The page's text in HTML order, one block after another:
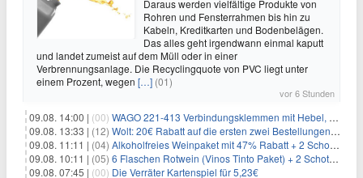
Daraus werden vielfältige Produkte von
Rohren und Fensterrahmen bis hin zu
Kabeln, Kreditkarten und Bodenbelägen.
Das alles geht irgendwann einmal kaputt
und landet zumeist auf dem Müll oder in einer
Verbrennungsanlage. Die Recyclingquote von PVC liegt unter
einem Prozent, wegen […] (01)
vor 6 Stunden
09.08. 14:00 | (00) WAGO 221-413 Verbindungsklemmen mit Hebel, 50 Stück für 14,99€
09.08. 13:33 | (12) Wolt: 20€ Rabatt auf die ersten zwei Bestellungen für Neukunden
09.08. 11:11 | (04) Alkoholfreies Weinpaket mit 47% Rabatt + 2 Schott Zwiesel Gläser GRATIS für 29,99€
09.08. 10:11 | (05) 6 Flaschen Rotwein (Vinos Tinto Paket) + 2 Schott Zwiesel Gläser für 25,99€ inkl. Versand
09.08. 07:45 | (00) Die Verräter Kartenspiel für 5,23€